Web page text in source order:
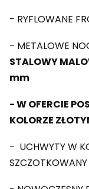
- RYFLOWANE
- METALOWE
STALOWY
mm
- W OFERCIE
KOLORZE
- UCHWYTY W
SZCZOTKOWANY